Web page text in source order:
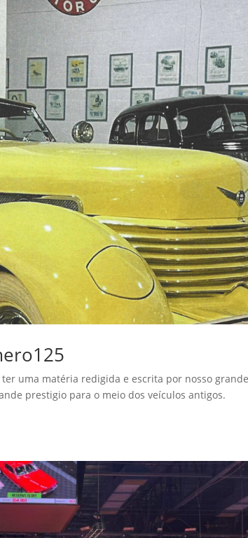
uma matéria redigida e escrita por nosso
prestigio para o meio dos veículos antigos.